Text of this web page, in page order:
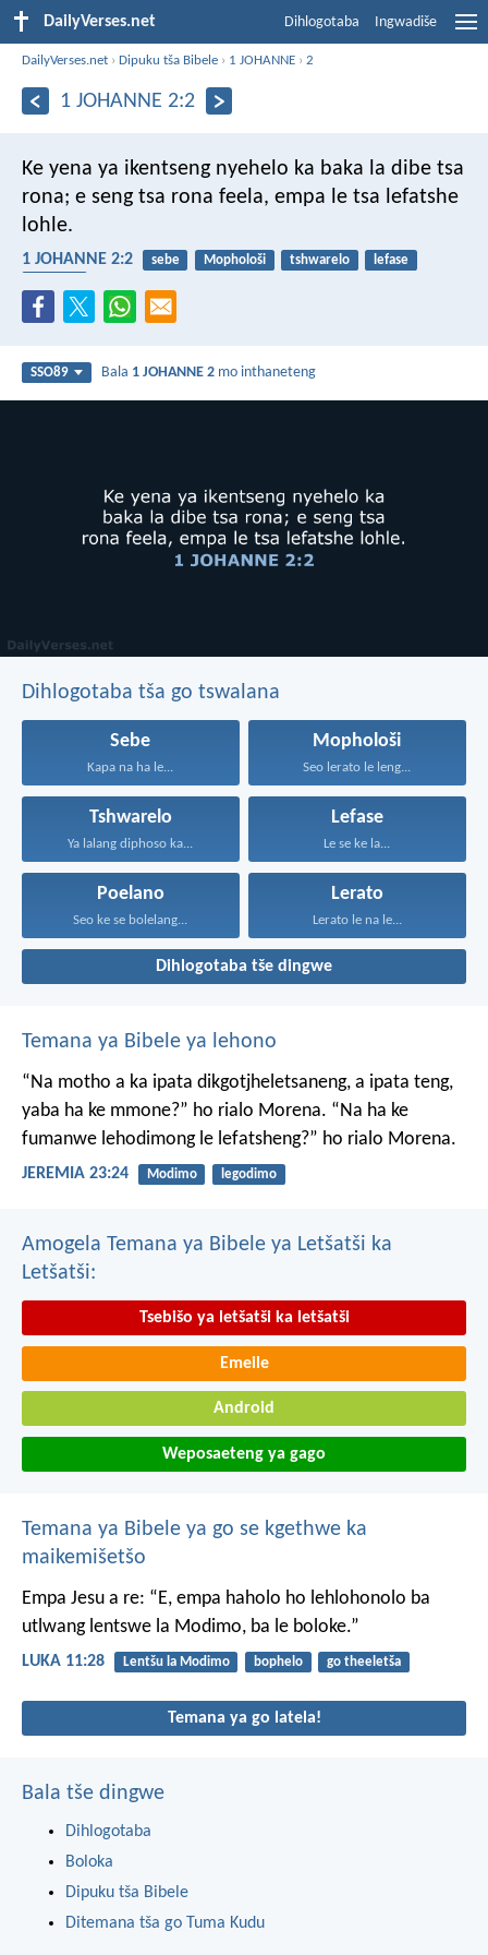
DailyVerses.net Dihlogotaba Ingwadiše
DailyVerses.net ›Dipuku tša Bibele › 1 JOHANNE ›2
1 JOHANNE 2:2
Ke yena ya ikentseng nyehelo ka baka la dibe tsa
rona; e seng tsa rona feela, empa le tsa lefatshe
lohle.
1 JOHANNE 2:2 sebe Mophološi tshwarelo
lefase
SSO89 Bala 1 JOHANNE 2 mo inthaneteng
Dihlogotaba tša go tswalana
Sebe
Kapa na ha le...
Mophološi
Seo lerato le leng...
Tshwarelo
Ya lalang diphoso ka...
Lefase
Le se ke la...
Poelano
Seo ke se bolelang...
Lerato
Lerato le na le...
Dihlogotaba tše dingwe
Temana ya Bibele ya lehono
“Na motho a ka ipata dikgotjheletsaneng, a ipata teng,
yaba ha ke mmone?” ho rialo Morena. “Na ha ke
fumanwe lehodimong le lefatsheng?” ho rialo Morena.
JEREMIA 23:24 Modimo legodimo
Amogela Temana ya Bibele ya Letšatši ka
Letšatši:
Tsebišo ya letšatši ka letšatši
Emeile
Android
Weposaeteng ya gago
Temana ya Bibele ya go se kgethwe ka
maikemišetšo
Empa Jesu a re: “E, empa haholo ho lehlohonolo ba
utlwang lentswe la Modimo, ba le boloke.”
LUKA 11:28 Lentšu la Modimo bophelo go theeletša
Temana ya go latela!
Bala tše dingwe
Dihlogotaba
Boloka
Dipuku tša Bibele
Ditemana tša go Tuma Kudu